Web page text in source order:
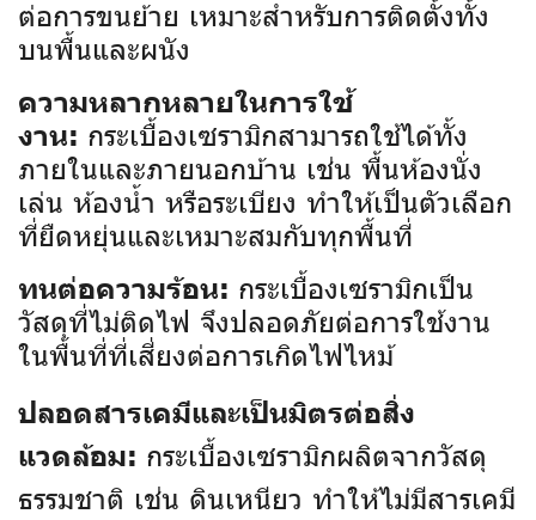
ต่อการขนย้าย เหมาะสำหรับการติดตั้งทั้ง
บนพื้นและผนัง
ความหลากหลายในการใช้
งาน: กระเบื้องเซรามิกสามารถใช้ได้ทั้ง
ภายในและภายนอกบ้าน เช่น พื้นห้องนั่ง
เล่น ห้องน้ำ หรือระเบียง ทำให้เป็นตัวเลือก
ที่ยืดหยุ่นและเหมาะสมกับทุกพื้นที่
ทนต่อความร้อน: กระเบื้องเซรามิกเป็น
วัสดุที่ไม่ติดไฟ จึงปลอดภัยต่อการใช้งาน
ในพื้นที่ที่เสี่ยงต่อการเกิดไฟไหม้
ปลอดสารเคมีและเป็นมิตรต่อสิ่ง
แวดล้อม: กระเบื้องเซรามิกผลิตจากวัสดุ
ธรรมชาติ เช่น ดินเหนียว ทำให้ไม่มีสารเคมี